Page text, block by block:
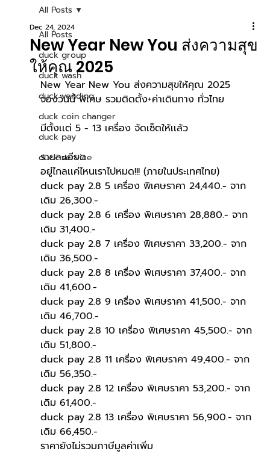
All Posts
duck group
duck wash
duck vending
duck coin changer
duck pay
duck service
All Posts
New Year New You ส่งความสุข
ให้คุณ 2025
Dec 24, 2024
New Year New You ส่งความสุขให้คุณ 2025
จองวันนี้ พิเศษ รวมติดตั้ง+ค่าเดินทาง ทั่วไทย
มีตั้งเเต่ 5 - 13 เครื่อง จัดเซ็ตให้เเล้ว
รายละเอียด
อยู่ไกลเเค่ไหนเราไปหมด!!! (ภายในประเทศไทย)
duck pay 2.8 5 เครื่อง พิเศษราคา 24,440.- จาก
เดิม 26,300.-
duck pay 2.8 6 เครื่อง พิเศษราคา 28,880.- จาก
เดิม 31,400.-
duck pay 2.8 7 เครื่อง พิเศษราคา 33,200.- จาก
เดิม 36,500.-
duck pay 2.8 8 เครื่อง พิเศษราคา 37,400.- จาก
เดิม 41,600.-
duck pay 2.8 9 เครื่อง พิเศษราคา 41,500.- จาก
เดิม 46,700.-
duck pay 2.8 10 เครื่อง พิเศษราคา 45,500.- จาก
เดิม 51,800.-
duck pay 2.8 11 เครื่อง พิเศษราคา 49,400.- จาก
เดิม 56,350.-
duck pay 2.8 12 เครื่อง พิเศษราคา 53,200.- จาก
เดิม 61,400.-
duck pay 2.8 13 เครื่อง พิเศษราคา 56,900.- จาก
เดิม 66,450.-
ราคายังไม่รวมภาษีมูลค่าเพิ่ม